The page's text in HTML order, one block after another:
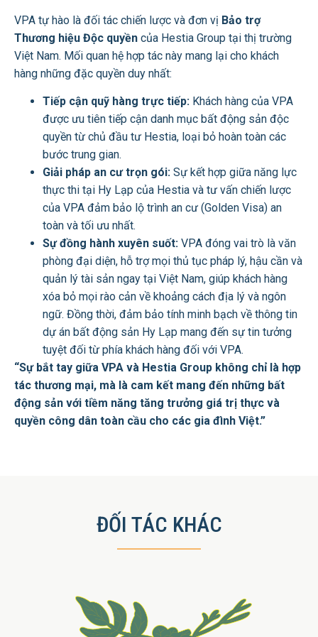
VPA tự hào là đối tác chiến lược và đơn vị Bảo trợ
Thương hiệu Độc quyền của Hestia Group tại thị trường
Việt Nam. Mối quan hệ hợp tác này mang lại cho khách
hàng những đặc quyền duy nhất:
Tiếp cận quỹ hàng trực tiếp: Khách hàng của VPA
được ưu tiên tiếp cận danh mục bất động sản độc
quyền từ chủ đầu tư Hestia, loại bỏ hoàn toàn các
bước trung gian.
Giải pháp an cư trọn gói: Sự kết hợp giữa năng lực
thực thi tại Hy Lạp của Hestia và tư vấn chiến lược
của VPA đảm bảo lộ trình an cư (Golden Visa) an
toàn và tối ưu nhất.
Sự đồng hành xuyên suốt: VPA đóng vai trò là văn
phòng đại diện, hỗ trợ mọi thủ tục pháp lý, hậu cần và
quản lý tài sản ngay tại Việt Nam, giúp khách hàng
xóa bỏ mọi rào cản về khoảng cách địa lý và ngôn
ngữ. Đồng thời, đảm bảo tính minh bạch về thông tin
dự án bất động sản Hy Lạp mang đến sự tin tưởng
tuyệt đối từ phía khách hàng đối với VPA.
“Sự bắt tay giữa VPA và Hestia Group không chỉ là hợp
tác thương mại, mà là cam kết mang đến những bất
động sản với tiềm năng tăng trưởng giá trị thực và
quyền công dân toàn cầu cho các gia đình Việt.”
ĐỐI TÁC KHÁC